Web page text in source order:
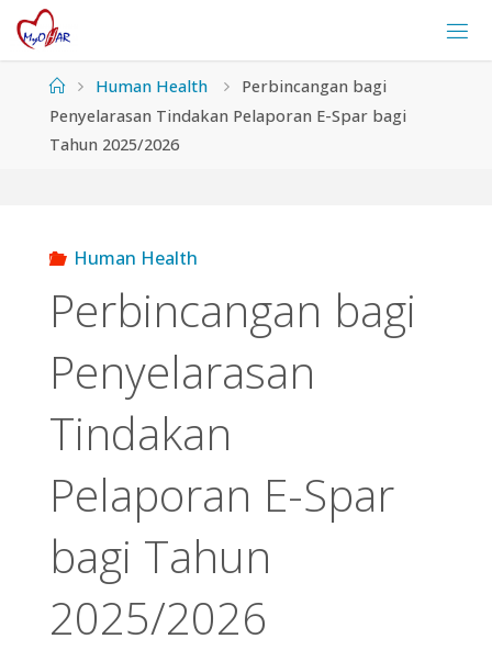
Skip
contentHomeHuman Health
Perbincangan bagi
Penyelarasan Tindakan Pelaporan E-Spar bagi
Tahun 2025/2026
Human Health
Perbincangan bagi
Penyelarasan
Tindakan
Pelaporan E-Spar
bagi Tahun
2025/2026